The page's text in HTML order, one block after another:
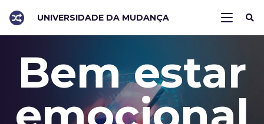
UNIVERSIDADE DA MUDANÇA
Bem estar